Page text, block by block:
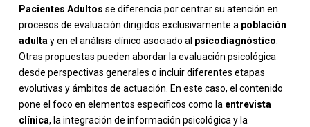
Pacientes Adultos se diferencia por centrar su atención en
procesos de evaluación dirigidos exclusivamente a población
adultay en el análisis clínico asociado al psicodiagnóstico.
Otras propuestas pueden abordar la evaluación psicológica
desde perspectivas generales o incluir diferentes etapas
evolutivas y ámbitos de actuación. En este caso, el contenido
pone el foco en elementos específicos como la entrevista
clínica, la integración de información psicológica y la
-